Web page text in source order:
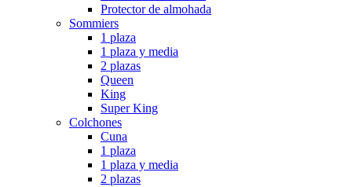
Protector de almohada
Sommiers
1 plaza
1 plaza y media
2 plazas
Queen
King
Super King
Colchones
Cuna
1 plaza
1 plaza y media
2 plazas